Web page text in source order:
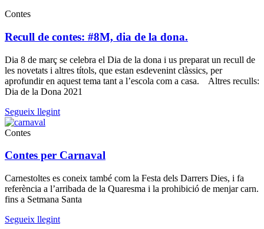
Contes
Recull de contes: #8M, dia de la dona.
Dia 8 de març se celebra el Dia de la dona i us preparat un recull de
les novetats i altres títols, que estan esdevenint clàssics, per
aprofundir en aquest tema tant a l’escola com a casa. Altres reculls:
Dia de la Dona 2021
Segueix llegint
Contes
Contes per Carnaval
Carnestoltes es coneix també com la Festa dels Darrers Dies, i fa
referència a l’arribada de la Quaresma i la prohibició de menjar carn.
fins a Setmana Santa
Segueix llegint